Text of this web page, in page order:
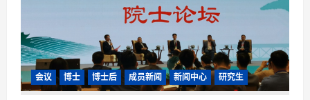
会议 博士 博士后 成员新闻 新闻中心 研究生